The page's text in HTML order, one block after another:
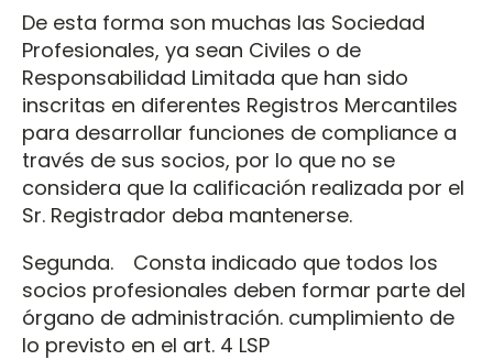
De esta forma son muchas las Sociedad
Profesionales, ya sean Civiles o de
Responsabilidad Limitada que han sido
inscritas en diferentes Registros Mercantiles
para desarrollar funciones de compliance a
través de sus socios, por lo que no se
considera que la calificación realizada por el
Sr. Registrador deba mantenerse.
Segunda. Consta indicado que todos los
socios profesionales deben formar parte del
órgano de administración. cumplimiento de
lo previsto en el art. 4 LSP